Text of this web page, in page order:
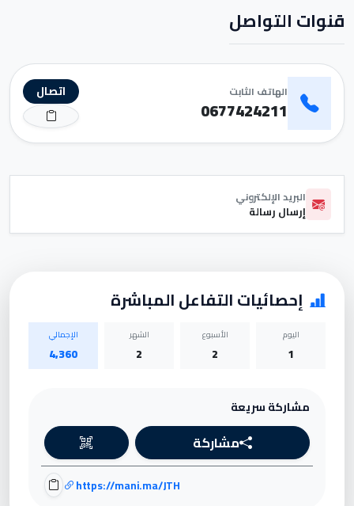
قنوات التواصل
الهاتف الثابت
0677424211
اتصال
البريد الإلكتروني
إرسال رسالة
إحصائيات التفاعل المباشرة
اليوم
1
الأسبوع
2
الشهر
2
الإجمالي
4,360
مشاركة سريعة
مشاركة
https://mani.ma/JTH